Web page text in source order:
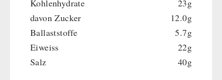
Kohlenhydrate
23g
davon Zucker
12.0g
Ballaststoffe
5.7g
Eiweiss
22g
Salz
40g